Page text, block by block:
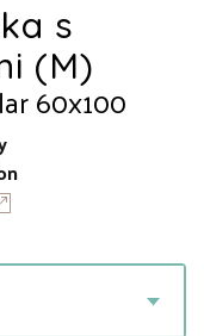
s
(M)
60x100